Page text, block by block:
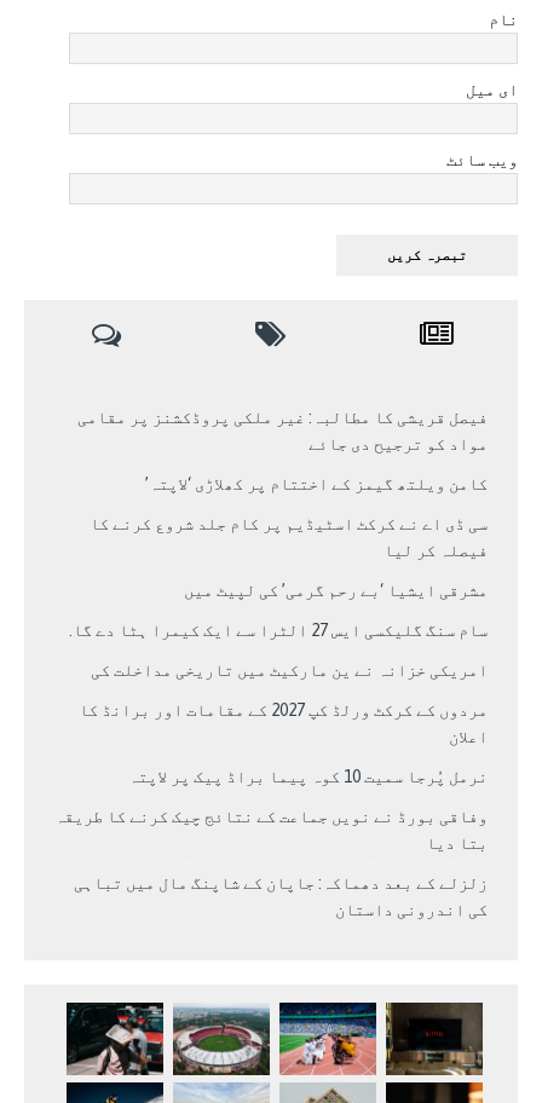
نام
ای میل
ویب سائٹ
فیصل قریشی کا مطالبہ: غیر ملکی پروڈکشنز پر مقامی
مواد کو ترجیح دی جائے
کامن ویلتھ گیمز کے اختتام پر کھلاڑی ‘لاپتہ’
سی ڈی اے نے کرکٹ اسٹیڈیم پر کام جلد شروع کرنے کا
فیصلہ کر لیا
مشرقی ایشیا ‘بے رحم گرمی’ کی لپیٹ میں
سام سنگ گلیکسی ایس 27 الٹرا سے ایک کیمرا ہٹا دے گا.
امریکی خزانہ نے ین مارکیٹ میں تاریخی مداخلت کی
مردوں کے کرکٹ ورلڈ کپ 2027 کے مقامات اور برانڈ کا
اعلان
نرمل پُرجا سمیت 10 کوہ پیما براڈ پیک پر لاپتہ
وفاقی بورڈ نے نویں جماعت کے نتائج چیک کرنے کا طریقہ
بتا دیا
زلزلے کے بعد دھماکہ: جاپان کے شاپنگ مال میں تباہی
کی اندرونی داستان